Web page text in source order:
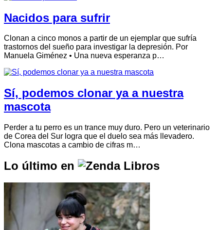
Nacidos para sufrir
Clonan a cinco monos a partir de un ejemplar que sufría
trastornos del sueño para investigar la depresión. Por
Manuela Giménez • Una nueva esperanza p…
Sí, podemos clonar ya a nuestra
mascota
Perder a tu perro es un trance muy duro. Pero un veterinario
de Corea del Sur logra que el duelo sea más llevadero.
Clona mascotas a cambio de cifras m…
Lo último en